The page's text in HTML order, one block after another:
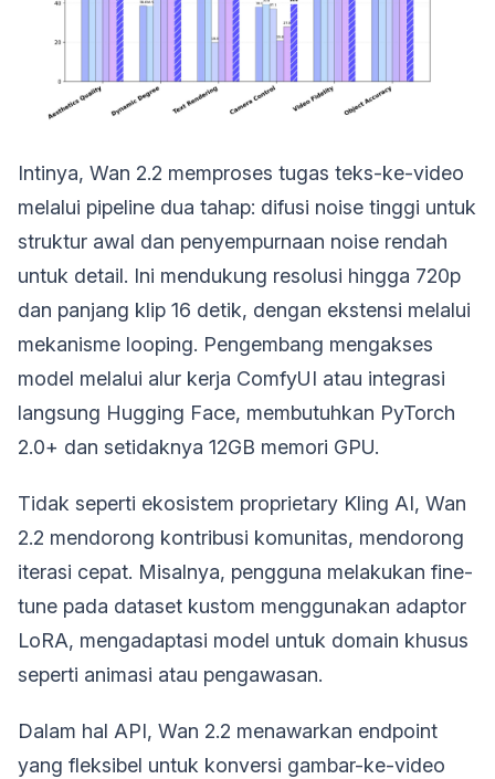
Intinya, Wan 2.2 memproses tugas teks-ke-video
melalui pipeline dua tahap: difusi noise tinggi untuk
struktur awal dan penyempurnaan noise rendah
untuk detail. Ini mendukung resolusi hingga 720p
dan panjang klip 16 detik, dengan ekstensi melalui
mekanisme looping. Pengembang mengakses
model melalui alur kerja ComfyUI atau integrasi
langsung Hugging Face, membutuhkan PyTorch
2.0+ dan setidaknya 12GB memori GPU.
Tidak seperti ekosistem proprietary Kling AI, Wan
2.2 mendorong kontribusi komunitas, mendorong
iterasi cepat. Misalnya, pengguna melakukan fine-
tune pada dataset kustom menggunakan adaptor
LoRA, mengadaptasi model untuk domain khusus
seperti animasi atau pengawasan.
Dalam hal API, Wan 2.2 menawarkan endpoint
yang fleksibel untuk konversi gambar-ke-video